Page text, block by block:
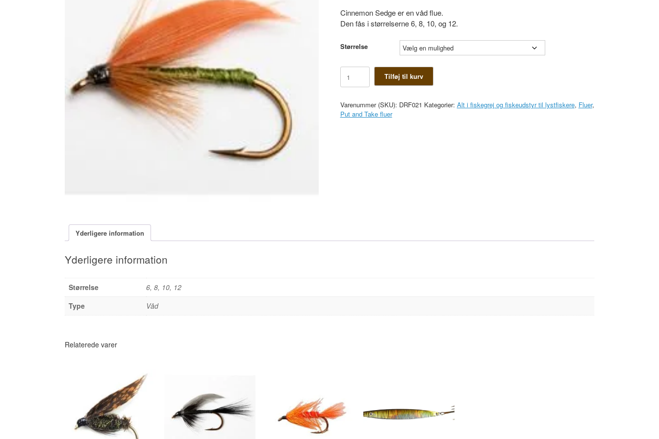
Cinnemon Sedge er en våd flue.
Den fås i størrelserne 6, 8, 10, og 12.
Størrelse
Cinnemon
Sedge
antal
Tilføj til kurv
Varenummer (SKU): DRF021 Kategorier: Alt i fiskegrej og fiskeudstyr til lystfiskere, Fluer,
Put and Take fluer
Yderligere information
Yderligere information
Størrelse
6, 8, 10, 12
Type
Våd
Relaterede varer